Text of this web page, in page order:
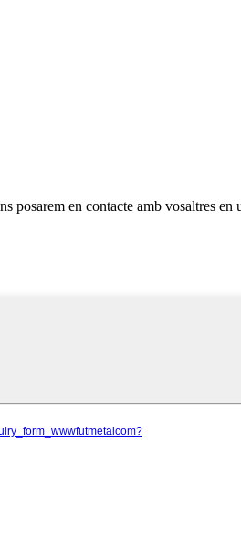
posarem en contacte amb vosaltres en